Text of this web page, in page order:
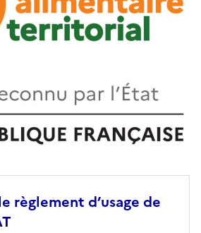
règlement d’usage de